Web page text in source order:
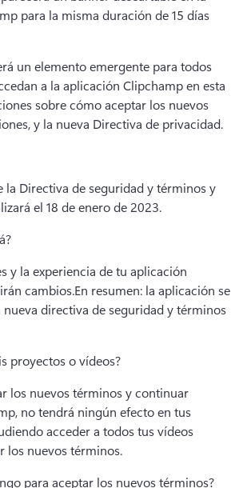
para la misma duración de 15 días
un elemento emergente para todos
a la aplicación Clipchamp en esta
sobre cómo aceptar los nuevos
y la nueva Directiva de privacidad.
la Directiva de seguridad y términos y
el 18 de enero de 2023.
y la experiencia de tu aplicación
cambios.En resumen: la aplicación se
directiva de seguridad y términos
proyectos o vídeos?
los nuevos términos y continuar
no tendrá ningún efecto en tus
acceder a todos tus vídeos
los nuevos términos.
para aceptar los nuevos términos?